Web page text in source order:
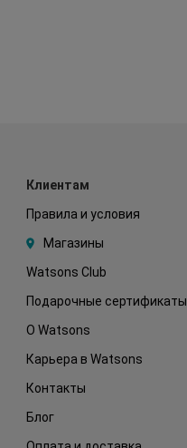
Клиентам
Правила и условия
Магазины
Watsons Club
Подарочные сертификаты
О Watsons
Карьера в Watsons
Контакты
Блог